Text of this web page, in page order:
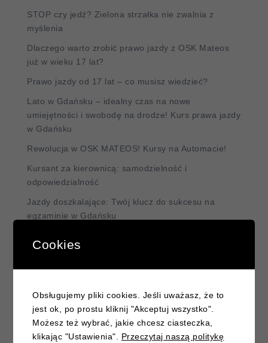
STOP czy jedź? Zielona strzałka nie zwalnia z
myślenia
Dlaczego warto zrobić prawo jazdy z OSK Mateos
już w wieku 17 lat?
Prawo jazdy od 17 lat – co musisz wiedzieć?
Lato w Gdańsku – idealny czas na nowe
umiejętności i swobodę na drodze! Kurs prawa jazdy
w Gdańsku
Rewolucja w OSK MATEOS! Kursy na Automacie!
Kursant za kierownicą: samodzielność i
odpowiedzialność
Jazdy doszkalające: Twój klucz do sukcesu na
egzaminie w Gdańsku
strach i odzyskać pewność siebie?
Prawo jazdy na wiosnę – czas na nową drogę!
podporządkowaną – klucz do bezpiecznej jazdy
Jak przygotować się do egzaminu praktycznego na
prawo jazdy?
Cookies
Obsługujemy pliki cookies. Jeśli uważasz, że to
jest ok, po prostu kliknij "Akceptuj wszystko".
Możesz też wybrać, jakie chcesz ciasteczka,
klikając "Ustawienia". Przeczytaj naszą politykę